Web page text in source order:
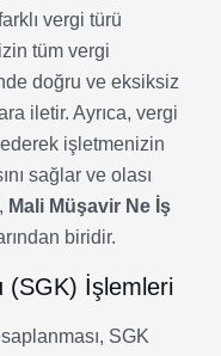
vergi türü
tüm vergi
doğru ve eksiksiz
iletir. Ayrıca, vergi
işletmenizin
sağlar ve olası
Mali Müşavir Ne İş
biridir.
(SGK) İşlemleri
SGK